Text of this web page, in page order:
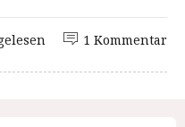
1 Kommentar